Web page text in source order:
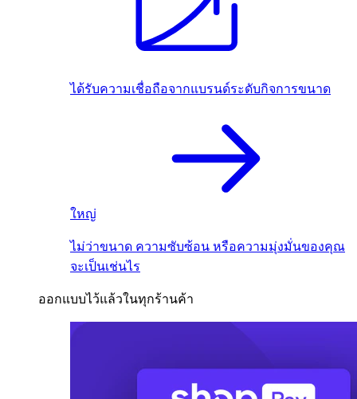
ได้รับความเชื่อถือจากแบรนด์ระดับกิจการขนาด
ใหญ่
ไม่ว่าขนาด ความซับซ้อน หรือความมุ่งมั่นของคุณ
จะเป็นเช่นไร
ออกแบบไว้แล้วในทุกร้านค้า